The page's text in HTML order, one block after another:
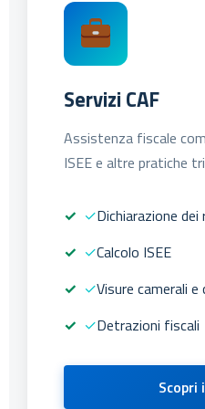
Servizi CAF
Assistenza fiscale
ISEE e altre pratiche
✓Dichiarazione dei
✓Calcolo ISEE
✓Visure camerali
✓Detrazioni fiscali
Scopri